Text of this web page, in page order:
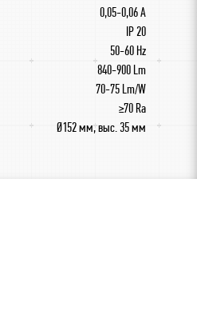
0,05-0,06 A
IP 20
50-60 Hz
840-900 Lm
70-75 Lm/W
≥70 Ra
Ø152 мм, выс. 35 мм